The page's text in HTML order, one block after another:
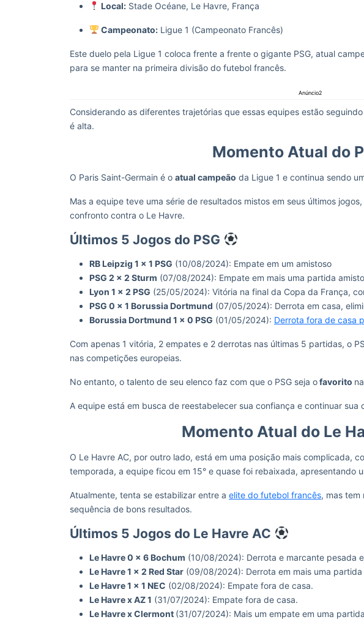
Local:Stade Océane, Le Havre, França
Campeonato:Ligue 1 (Campeonato Francês)
Este duelo pela Ligue 1 coloca frente a frente o gigante PSG, atual
para se manter na primeira divisão do futebol francês.
Anúncio2
Considerando as diferentes trajetórias que essas equipes estão
é alta.
Momento Atual do
O Paris Saint-Germain é o atual campeão da Ligue 1 e continua sendo
Mas a equipe teve uma série de resultados mistos em seus últimos
confronto contra o Le Havre.
Últimos 5 Jogos do PSG
RB Leipzig 1 x 1 PSG (10/08/2024): Empate em um amistoso
PSG 2 x 2 Sturm (07/08/2024): Empate em mais uma partida
Lyon 1 x 2 PSG (25/05/2024): Vitória na final da Copa da França,
PSG 0 x 1 Borussia Dortmund (07/05/2024): Derrota em casa,
Borussia Dortmund 1 x 0 PSG (01/05/2024): Derrota fora de casa
Com apenas 1 vitória, 2 empates e 2 derrotas nas últimas 5 partidas, o
nas competições europeias.
No entanto, o talento de seu elenco faz com que o PSG seja ofavorito
A equipe está em busca de reestabelecer sua confiança e continuar sua
Momento Atual do Le
O Le Havre AC, por outro lado, está em uma posição mais complicada,
temporada, a equipe ficou em 15° e quase foi rebaixada, apresentando
Atualmente, tenta se estabilizar entre a elite do futebol francês, mas tem
sequência de bons resultados.
Últimos 5 Jogos do Le Havre AC
Le Havre 0 x 6 Bochum (10/08/2024): Derrota e marcante pesada
Le Havre 1 x 2 Red Star (09/08/2024): Derrota em mais uma partida
Le Havre 1 x 1 NEC (02/08/2024): Empate fora de casa.
Le Havre x AZ 1 (31/07/2024): Empate fora de casa.
Le Havre x Clermont (31/07/2024): Mais um empate em uma